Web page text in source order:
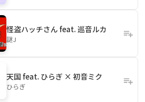
怪盗ハッチさん feat. 巡音ルカ
謎J
天国 feat. ひらぎ × 初音ミク
ひらぎ